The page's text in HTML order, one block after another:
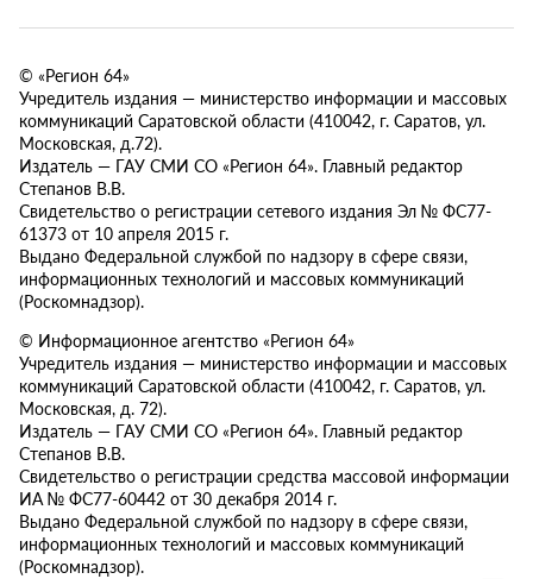
© «Регион 64»
Учредитель издания — министерство информации и массовых
коммуникаций Саратовской области (410042, г. Саратов, ул.
Московская, д.72).
Издатель — ГАУ СМИ СО «Регион 64». Главный редактор
Степанов В.В.
Свидетельство о регистрации сетевого издания Эл № ФС77-
61373 от 10 апреля 2015 г.
Выдано Федеральной службой по надзору в сфере связи,
информационных технологий и массовых коммуникаций
(Роскомнадзор).
© Информационное агентство «Регион 64»
Учредитель издания — министерство информации и массовых
коммуникаций Саратовской области (410042, г. Саратов, ул.
Московская, д. 72).
Издатель — ГАУ СМИ СО «Регион 64». Главный редактор
Степанов В.В.
Свидетельство о регистрации средства массовой информации
ИА № ФС77-60442 от 30 декабря 2014 г.
Выдано Федеральной службой по надзору в сфере связи,
информационных технологий и массовых коммуникаций
(Роскомнадзор).